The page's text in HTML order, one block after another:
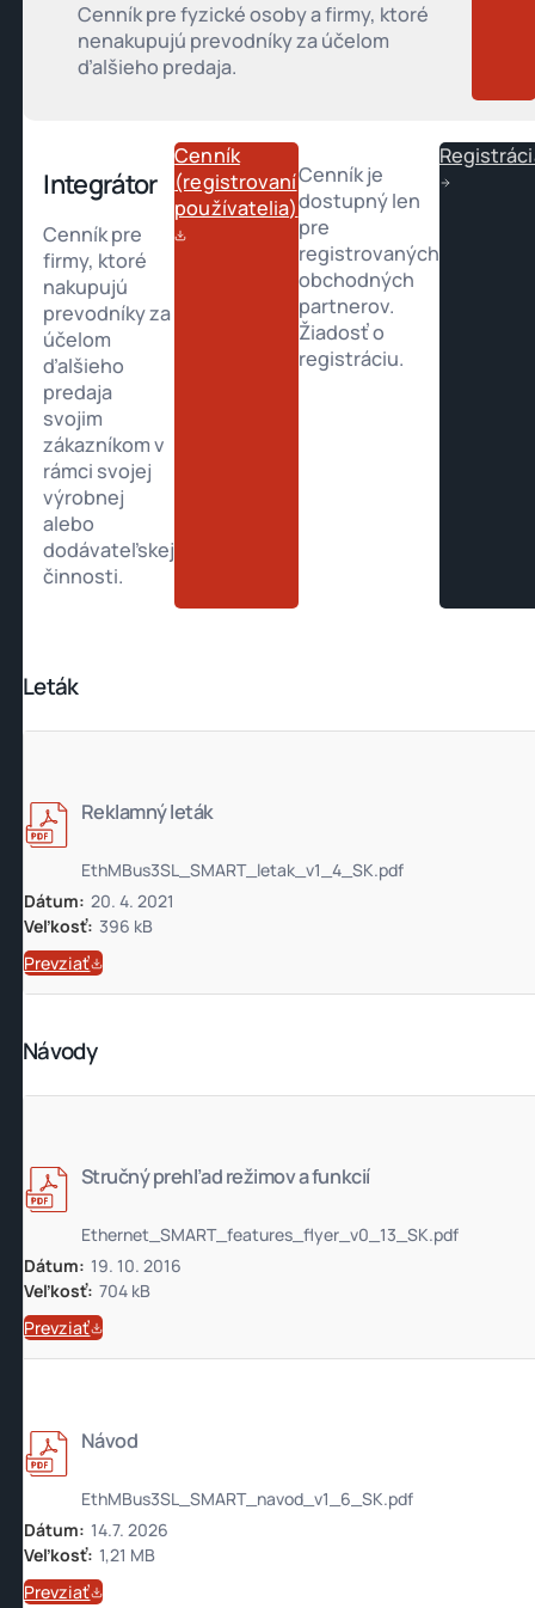
Cenník pre fyzické osoby a firmy, ktoré
nenakupujú prevodníky za účelom
ďalšieho predaja.
Integrátor
Cenník pre
firmy, ktoré
nakupujú
prevodníky za
účelom
ďalšieho
predaja
svojim
zákazníkom v
rámci svojej
výrobnej
alebo
dodávateľskej
činnosti.
Cenník
(registrovaní
používatelia)
Cenník je
dostupný len
pre
registrovaných
obchodných
partnerov.
Žiadosť o
registráciu.
Leták
Reklamný leták
EthMBus3SL_SMART_letak_v1_4_SK.pdf
Dátum: 20. 4. 2021
Veľkosť: 396 kB
Prevziať
Návody
Stručný prehľad režimov a funkcií
Ethernet_SMART_features_flyer_v0_13_SK.pdf
Dátum: 19. 10. 2016
Veľkosť: 704 kB
Prevziať
Návod
EthMBus3SL_SMART_navod_v1_6_SK.pdf
Dátum: 14.7. 2026
Veľkosť: 1,21 MB
Prevziať